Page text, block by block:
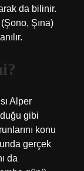
da bilinir.
Şına)
Alper
gibi
konu
gerçek
da